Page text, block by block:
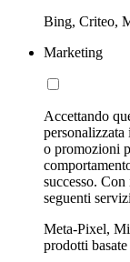
Bing, Criteo,
Marketing
Accettando
personalizzata
o promozioni
successo.
seguenti
Meta-Pixel,
prodotti